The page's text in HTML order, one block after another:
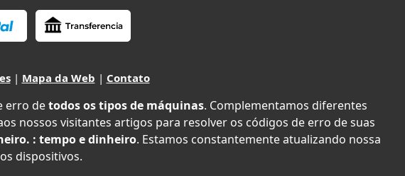
| Mapa da Web | Contato
erro detodos os tipos de máquinas. Complementamos diferentes
nossos visitantes artigos para resolver os códigos de erro de suas
: tempo e dinheiro. Estamos constantemente atualizando nossa
dispositivos.